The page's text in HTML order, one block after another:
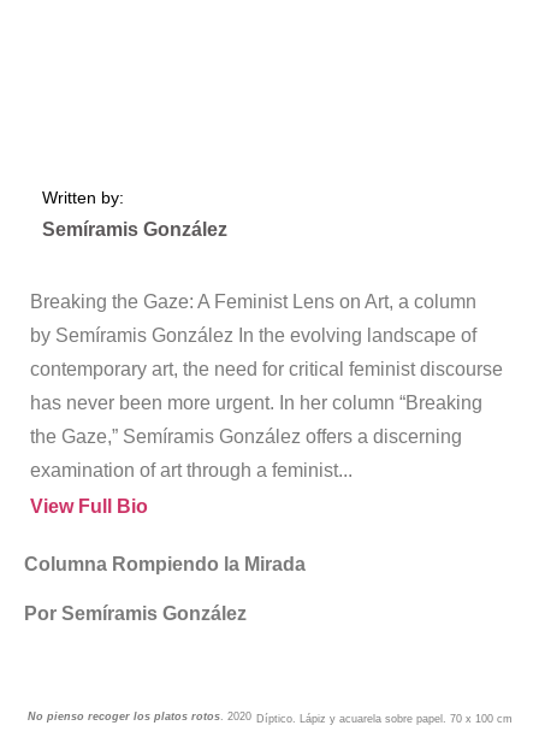
Written by:
Semíramis González
Breaking the Gaze: A Feminist Lens on Art, a column
by Semíramis González In the evolving landscape of
contemporary art, the need for critical feminist discourse
has never been more urgent. In her column “Breaking
the Gaze,” Semíramis González offers a discerning
examination of art through a feminist...
View Full Bio
Columna Rompiendo la Mirada
Por Semíramis González
No pienso recoger los platos rotos. 2020 Díptico. Lápiz y acuarela sobre papel. 70 x 100 cm